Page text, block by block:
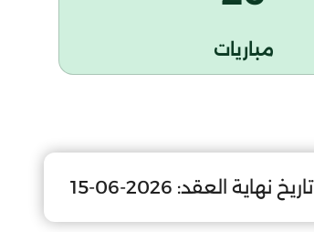
مباريات
تاريخ نهاية العقد: 2026-06-15